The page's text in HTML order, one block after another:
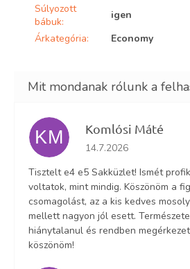
Súlyozott
bábuk:
igen
Árkategória: Economy
KM Komlósi Máté
Az áruház értékelése
14.7.2026
Tisztelt e4 e5 Sakküzlet! Ismét
voltatok, mint mindig. Köszönöm a
csomagolást, az a kis kedves
mellett nagyon jól esett.
hiánytalanul és rendben
köszönöm!